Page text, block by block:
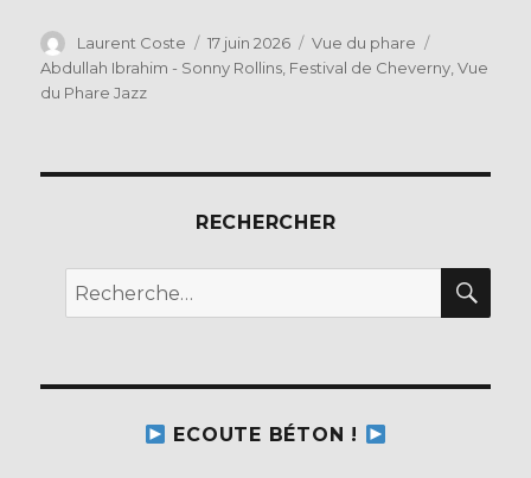
c
e
o
it
te
Auteur
Laurent Coste
Publié
le
17 juin 2026 Catégories
Vue du phare
Abdullah Ibrahim - Sonny Rollins, Festival de Cheverny,Vue
du Phare Jazz
RECHERCHER
Recherche
pour :
ECOUTE BÉTON !